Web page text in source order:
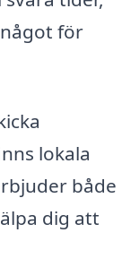
för
lokala
både
dig att